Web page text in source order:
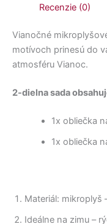
Recenzie (0)
Vianočné
motívoch prinesú do
atmosféru Vianoc.
2-dielna sada
1x obliečka
1x obliečka
Materiál: mikroplyš
Ideálne na zimu –